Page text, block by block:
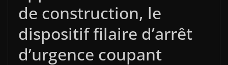
de construction, le
dispositif filaire d’arrêt
d’urgence coupant